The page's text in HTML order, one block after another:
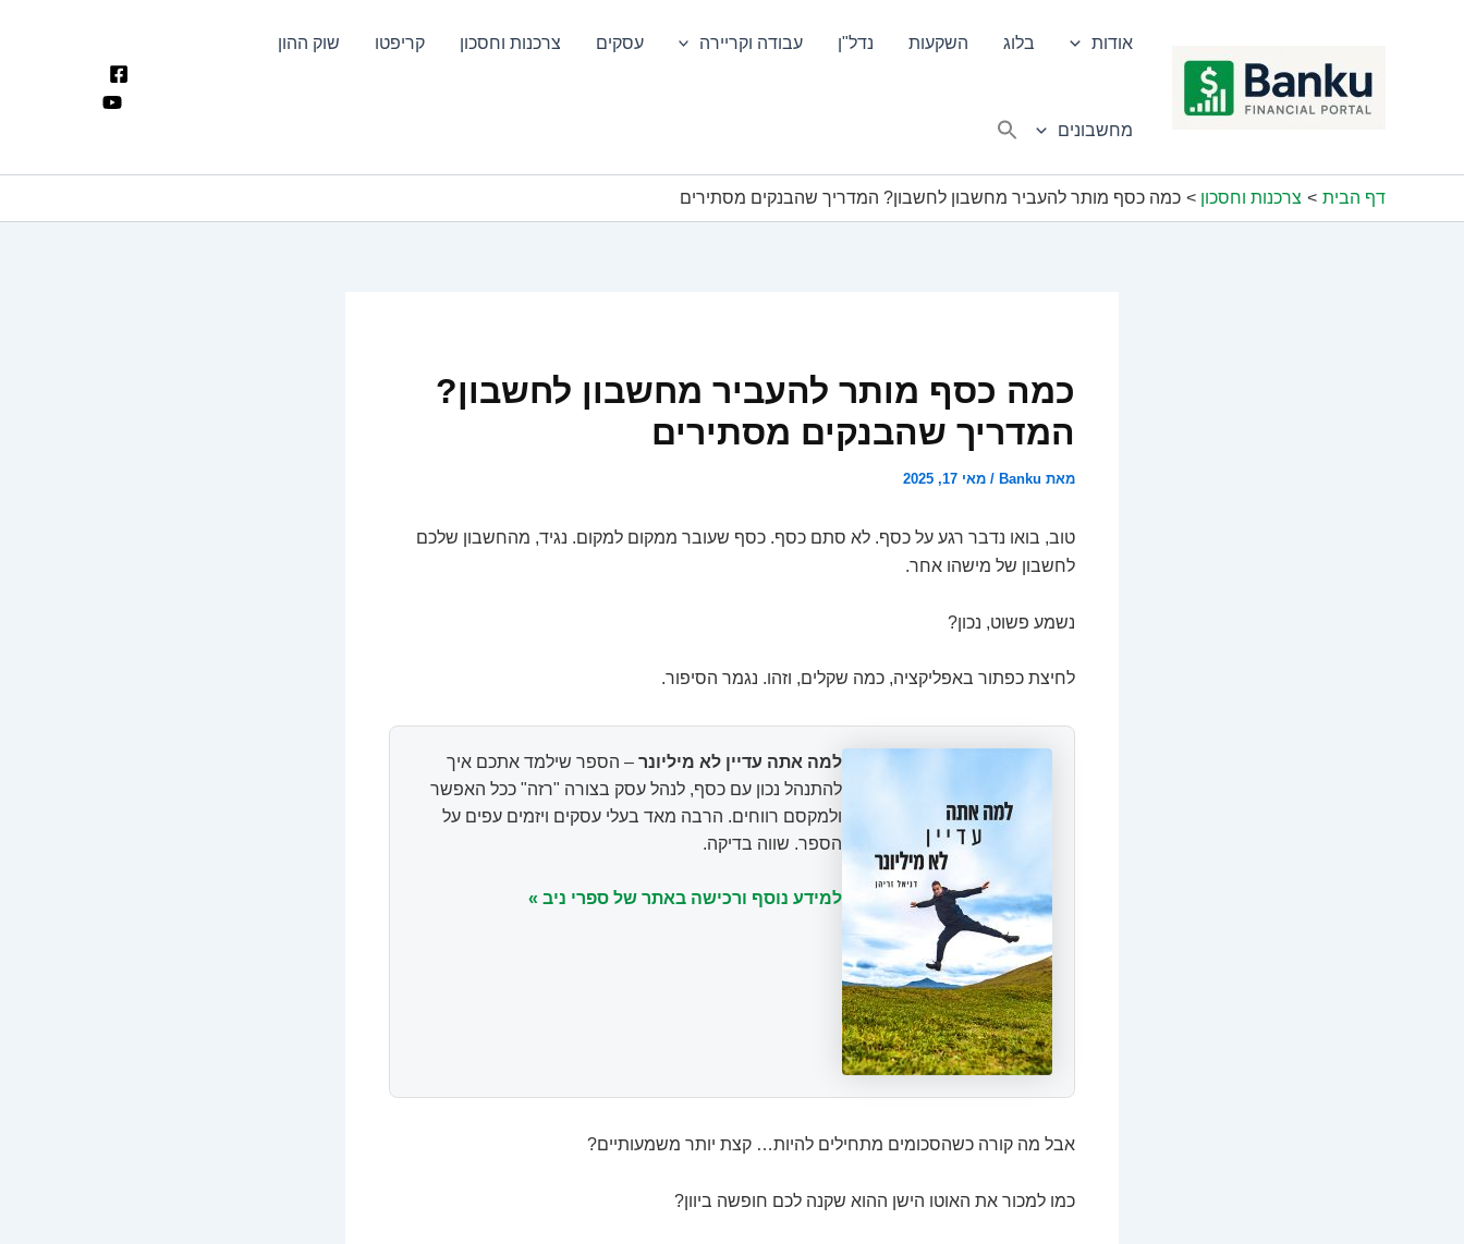
אודות בלוג השקעות נדל"ן עבודה וקריירה עסקים צרכנות וחסכון קריפטו שוק ההון
מחשבונים
דף הבית צרכנות וחסכון כמה כסף מותר להעביר מחשבון לחשבון? המדריך שהבנקים מסתירים
כמה כסף מותר להעביר מחשבון לחשבון?
המדריך שהבנקים מסתירים
מאת Banku
/ מאי 17, 2025
טוב, בואו נדבר רגע על כסף. לא סתם כסף. כסף שעובר ממקום למקום. נגיד, מהחשבון שלכם
לחשבון של מישהו אחר.
נשמע פשוט, נכון?
לחיצת כפתור באפליקציה, כמה שקלים, וזהו. נגמר הסיפור.
למה אתה עדיין לא מיליונר – הספר שילמד אתכם איך
להתנהל נכון עם כסף, לנהל עסק בצורה "רזה" ככל האפשר
ולמקסם רווחים. הרבה מאד בעלי עסקים ויזמים עפים על
הספר. שווה בדיקה.
למידע נוסף ורכישה באתר של ספרי ניב »
אבל מה קורה כשהסכומים מתחילים להיות… קצת יותר משמעותיים?
כמו למכור את האוטו הישן ההוא שקנה לכם חופשה ביוון?